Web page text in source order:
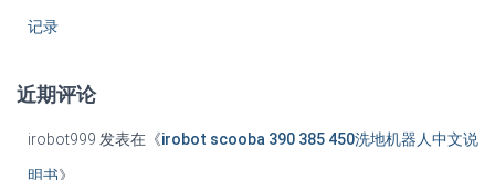
记录
近期评论
irobot999 发表在《irobot scooba 390 385 450洗地机器人中文说
明书》